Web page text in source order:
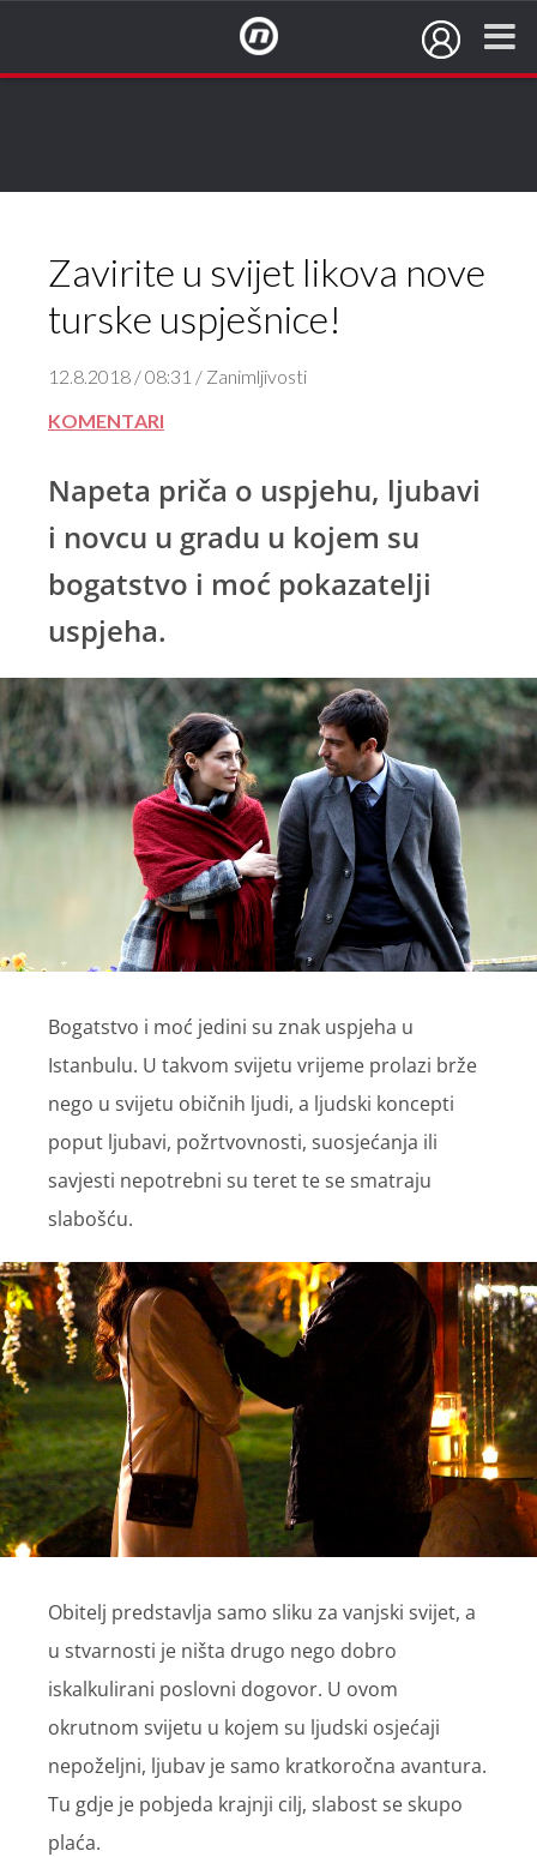
Zavirite u svijet likova nove
turske uspješnice!
12.8.2018 / 08:31 / Zanimljivosti
KOMENTARI
Napeta priča o uspjehu, ljubavi
i novcu u gradu u kojem su
bogatstvo i moć pokazatelji
uspjeha.
Bogatstvo i moć jedini su znak uspjeha u
Istanbulu. U takvom svijetu vrijeme prolazi brže
nego u svijetu običnih ljudi, a ljudski koncepti
poput ljubavi, požrtvovnosti, suosjećanja ili
savjesti nepotrebni su teret te se smatraju
slabošću.
Obitelj predstavlja samo sliku za vanjski svijet, a
u stvarnosti je ništa drugo nego dobro
iskalkulirani poslovni dogovor. U ovom
okrutnom svijetu u kojem su ljudski osjećaji
nepoželjni, ljubav je samo kratkoročna avantura.
Tu gdje je pobjeda krajnji cilj, slabost se skupo
plaća.
Umut, zanima me zašto se promijenio.